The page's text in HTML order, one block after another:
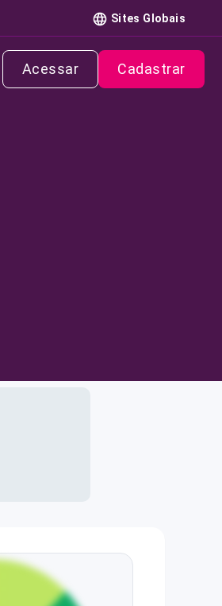
Sites Globais
Acessar Cadastrar